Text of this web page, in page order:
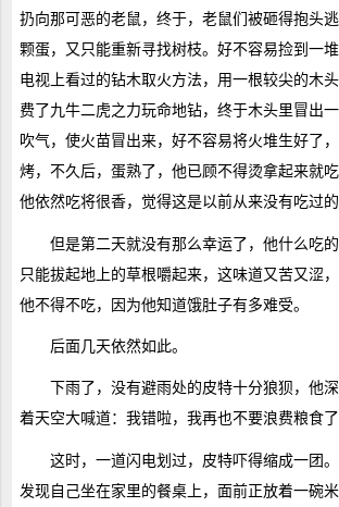
扔向那可恶的老鼠，终于，老鼠们被砸得抱头
颗蛋，又只能重新寻找树枝。好不容易捡到一
电视上看过的钻木取火方法，用一根较尖的木
费了九牛二虎之力玩命地钻，终于木头里冒出
吹气，使火苗冒出来，好不容易将火堆生好了
烤，不久后，蛋熟了，他已顾不得烫拿起来就
他依然吃将很香，觉得这是以前从来没有吃过的
但是第二天就没有那么幸运了，他什么吃
只能拔起地上的草根嚼起来，这味道又苦又涩
他不得不吃，因为他知道饿肚子有多难受。
后面几天依然如此。
下雨了，没有避雨处的皮特十分狼狈，他
着天空大喊道：我错啦，我再也不要浪费粮食了
这时，一道闪电划过，皮特吓得缩成一团。
发现自己坐在家里的餐桌上，面前正放着一碗